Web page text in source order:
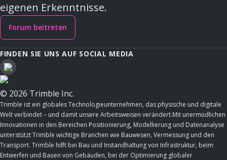
eigenen Erkenntnisse.
Forum beitreten
FINDEN SIE UNS AUF SOCIAL MEDIA
© 2026 Trimble Inc.
Trimble ist ein globales Technologieunternehmen, das physische und digitale
Welt verbindet – und damit unsere Arbeitsweisen verändert.Mit unermüdlichen
Innovationen in den Bereichen Positionierung, Modellierung und Datenanalyse
unterstützt Trimble wichtige Branchen wie Bauwesen, Vermessung und den
Transport. Trimble hilft bei Bau und Instandhaltung von Infrastruktur, beim
Entwerfen und Bauen von Gebäuden, bei der Optimierung globaler